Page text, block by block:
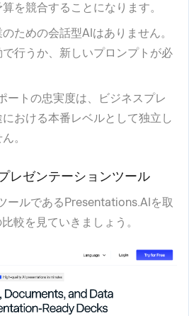
を競合することになります。
ための会話型AIはありません。
行うか、新しいプロンプトが必
ートの忠実度は、ビジネスプレ
おける本番レベルとして独立し
。
レゼンテーションツール
ールであるPresentations.AIを取
較を見ていきましょう。